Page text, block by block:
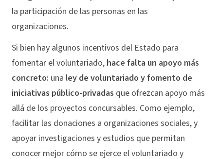
la participación de las personas en las
organizaciones.
Si bien hay algunos incentivos del Estado para
fomentar el voluntariado, hace falta un apoyo más
concreto: una ley de voluntariado y fomento de
iniciativas público-privadas que ofrezcan apoyo más
allá de los proyectos concursables. Como ejemplo,
facilitar las donaciones a organizaciones sociales, y
apoyar investigaciones y estudios que permitan
conocer mejor cómo se ejerce el voluntariado y